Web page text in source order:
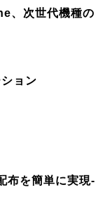
、次世代機種の
ョン
布を簡単に実現-